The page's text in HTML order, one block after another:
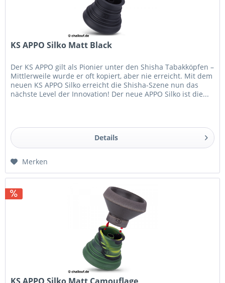
KS APPO Silko Matt Black
Der KS APPO gilt als Pionier unter den Shisha Tabakköpfen –
Mittlerweile wurde er oft kopiert, aber nie erreicht. Mit dem
neuen KS APPO Silko erreicht die Shisha-Szene nun das
nächste Level der Innovation! Der neue APPO Silko ist die...
Details
Merken